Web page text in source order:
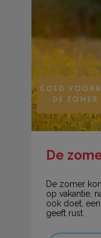
De zomer
op vakantie,
ook doet,
geeft rust.